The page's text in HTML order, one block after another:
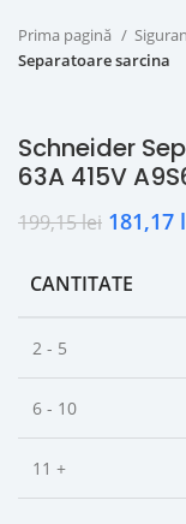
Prima pagină
Separatoare sarcina
Schneider
63A 415V
199,15lei 181,17
CANTITATE
2 - 5
6 - 10
11 +